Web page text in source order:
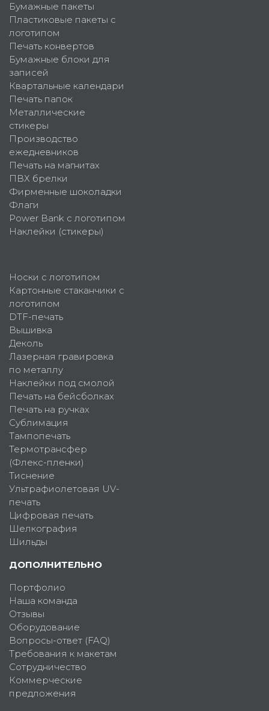
Бумажные пакеты
Пластиковые пакеты с
логотипом
Печать конвертов
Бумажные блоки для
записей
Квартальные календари
Печать папок
Металлические
стикеры
Производство
ежедневников
Печать на магнитах
ПВХ брелки
Фирменные шоколадки
Флаги
Power Bank с логотипом
Наклейки (стикеры)
Носки с логотипом
Картонные стаканчики с
логотипом
DTF-печать
Вышивка
Деколь
Лазерная гравировка
по металлу
Наклейки под смолой
Печать на бейсболках
Печать на ручках
Сублимация
Тампопечать
Термотрансфер
(Флекс-пленки)
Тиснение
Ультрафиолетовая UV-
печать
Цифровая печать
Шелкография
Шильды
ДОПОЛНИТЕЛЬНО
Портфолио
Наша команда
Отзывы
Оборудование
Вопросы-ответ (FAQ)
Требования к макетам
Сотрудничество
Коммерческие
предложения